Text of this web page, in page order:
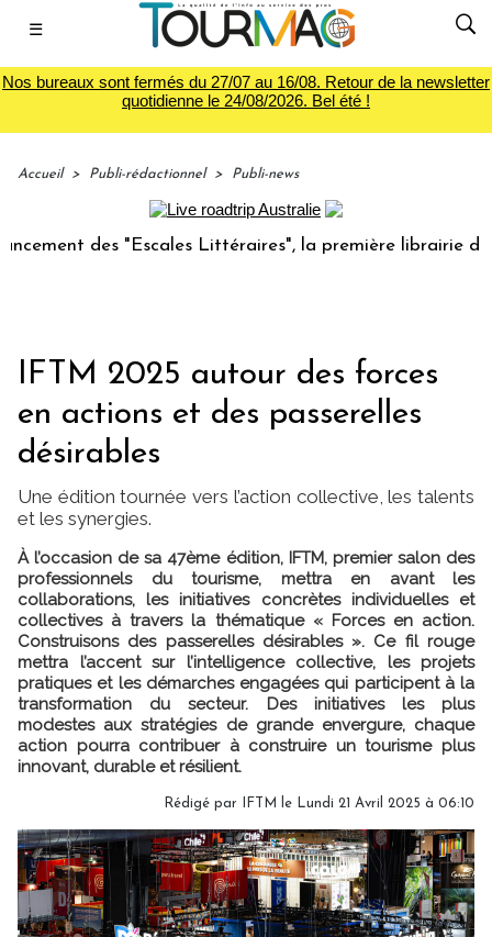
☰
Nos bureaux sont fermés du 27/07 au 16/08. Retour de la newsletter
quotidienne le 24/08/2026. Bel été !
Accueil > Publi-rédactionnel > Publi-news
des "Escales Littéraires", la première librairie du voyage
IFTM 2025 autour des forces
en actions et des passerelles
désirables
Une édition tournée vers l’action collective, les talents
et les synergies.
À l’occasion de sa 47ème édition, IFTM, premier salon des
professionnels du tourisme, mettra en avant les
collaborations, les initiatives concrètes individuelles et
collectives à travers la thématique « Forces en action.
Construisons des passerelles désirables ». Ce fil rouge
mettra l’accent sur l’intelligence collective, les projets
pratiques et les démarches engagées qui participent à la
transformation du secteur. Des initiatives les plus
modestes aux stratégies de grande envergure, chaque
action pourra contribuer à construire un tourisme plus
innovant, durable et résilient.
Rédigé par IFTM le Lundi 21 Avril 2025 à 06:10